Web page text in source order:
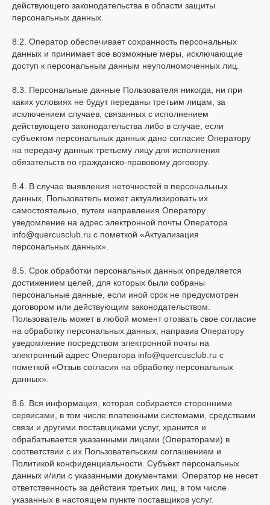
действующего законодательства в области защиты
персональных данных.
8.2. Оператор обеспечивает сохранность персональных
данных и принимает все возможные меры, исключающие
доступ к персональным данным неуполномоченных лиц.
8.3. Персональные данные Пользователя никогда, ни при
каких условиях не будут переданы третьим лицам, за
исключением случаев, связанных с исполнением
действующего законодательства либо в случае, если
субъектом персональных данных дано согласие Оператору
на передачу данных третьему лицу для исполнения
обязательств по гражданско-правовому договору.
8.4. В случае выявления неточностей в персональных
данных, Пользователь может актуализировать их
самостоятельно, путем направления Оператору
уведомление на адрес электронной почты Оператора
info@quercusclub.ru с пометкой «Актуализация
персональных данных».
8.5. Срок обработки персональных данных определяется
достижением целей, для которых были собраны
персональные данные, если иной срок не предусмотрен
договором или действующим законодательством.
Пользователь может в любой момент отозвать свое согласие
на обработку персональных данных, направив Оператору
уведомление посредством электронной почты на
электронный адрес Оператора info@quercusclub.ru с
пометкой «Отзыв согласия на обработку персональных
данных».
8.6. Вся информация, которая собирается сторонними
сервисами, в том числе платежными системами, средствами
связи и другими поставщиками услуг, хранится и
обрабатывается указанными лицами (Операторами) в
соответствии с их Пользовательским соглашением и
Политикой конфиденциальности. Субъект персональных
данных и/или с указанными документами. Оператор не несет
ответственность за действия третьих лиц, в том числе
указанных в настоящем пункте поставщиков услуг.